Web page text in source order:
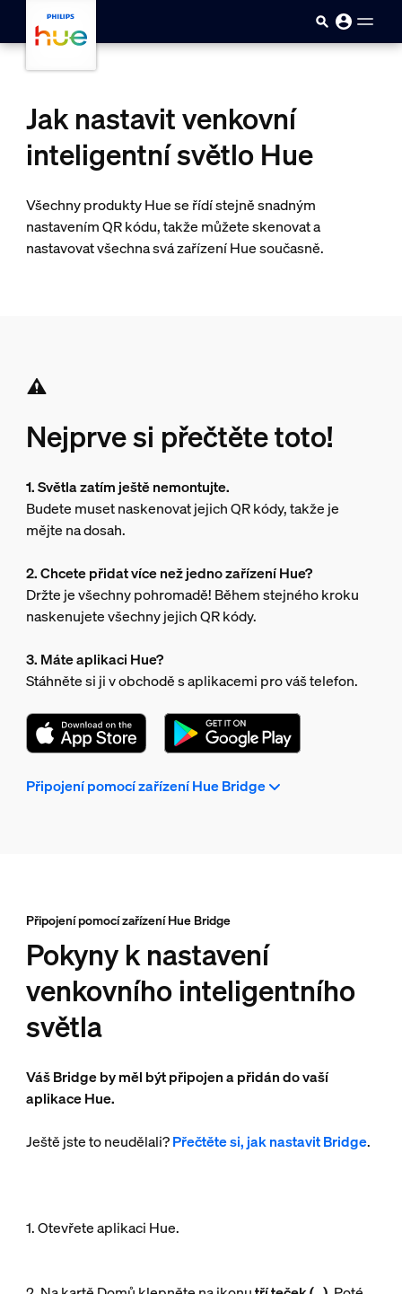
Přejít k hlavnímu obsahu
Jak nastavit venkovní
inteligentní světlo Hue
Všechny produkty Hue se řídí stejně snadným
nastavením QR kódu, takže můžete skenovat a
nastavovat všechna svá zařízení Hue současně.
Nejprve si přečtěte toto!
1. Světla zatím ještě nemontujte.
Budete muset naskenovat jejich QR kódy, takže je
mějte na dosah.
2. Chcete přidat více než jedno zařízení Hue?
Držte je všechny pohromadě! Během stejného kroku
naskenujete všechny jejich QR kódy.
3. Máte aplikaci Hue?
Stáhněte si ji v obchodě s aplikacemi pro váš telefon.
Připojení pomocí zařízení Hue Bridge
Připojení pomocí zařízení Hue Bridge
Pokyny k nastavení
venkovního inteligentního
světla
Váš Bridge by měl být připojen a přidán do vaší
aplikace Hue.
Ještě jste to neudělali?Přečtěte si, jak nastavit Bridge.
1. Otevřete aplikaci Hue.